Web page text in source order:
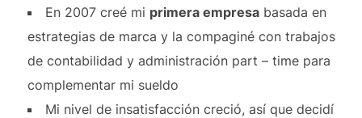
En 2007 creé mi primera empresabasada en
estrategias de marca y la compaginé con trabajos
de contabilidad y administración part – time para
complementar mi sueldo
Mi nivel de insatisfacción creció, así que decidí